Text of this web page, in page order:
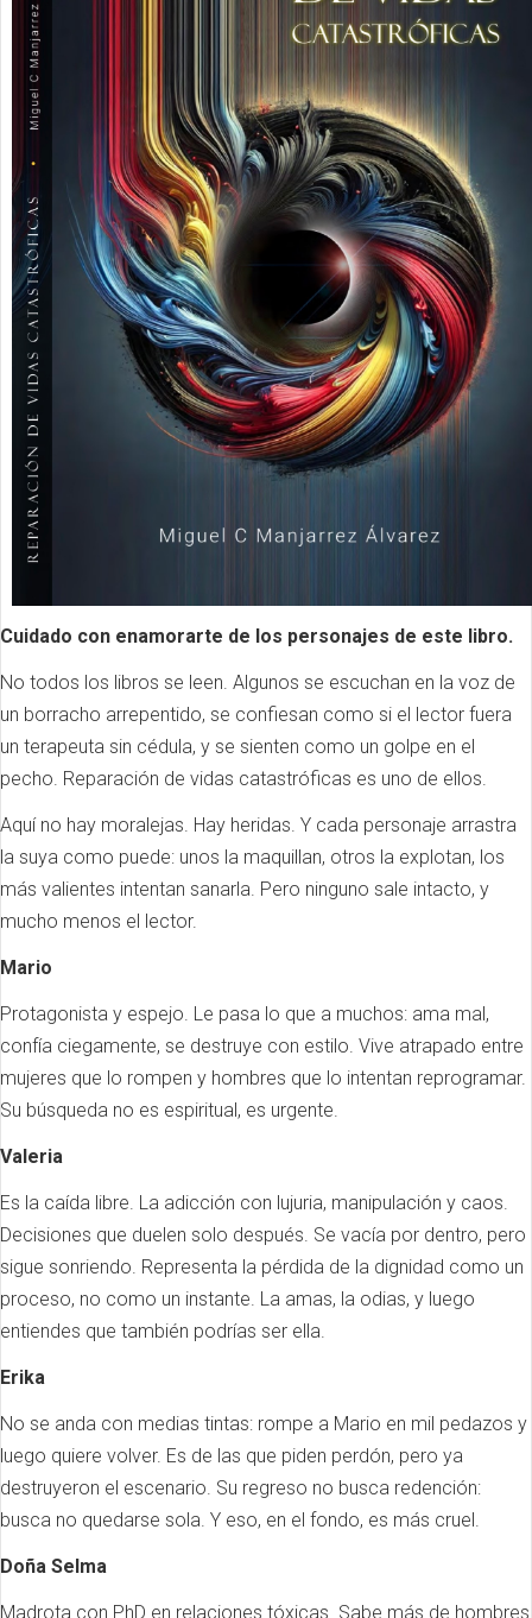
Cuidado con enamorarte de los personajes de este libro.
No todos los libros se leen. Algunos se escuchan en la voz de
un borracho arrepentido, se confiesan como si el lector fuera
un terapeuta sin cédula, y se sienten como un golpe en el
pecho. Reparación de vidas catastróficas es uno de ellos.
Aquí no hay moralejas. Hay heridas. Y cada personaje arrastra
la suya como puede: unos la maquillan, otros la explotan, los
más valientes intentan sanarla. Pero ninguno sale intacto, y
mucho menos el lector.
Mario
Protagonista y espejo. Le pasa lo que a muchos: ama mal,
confía ciegamente, se destruye con estilo. Vive atrapado entre
mujeres que lo rompen y hombres que lo intentan reprogramar.
Su búsqueda no es espiritual, es urgente.
Valeria
Es la caída libre. La adicción con lujuria, manipulación y caos.
Decisiones que duelen solo después. Se vacía por dentro, pero
sigue sonriendo. Representa la pérdida de la dignidad como un
proceso, no como un instante. La amas, la odias, y luego
entiendes que también podrías ser ella.
Erika
No se anda con medias tintas: rompe a Mario en mil pedazos y
luego quiere volver. Es de las que piden perdón, pero ya
destruyeron el escenario. Su regreso no busca redención:
busca no quedarse sola. Y eso, en el fondo, es más cruel.
Doña Selma
Madrota con PhD en relaciones tóxicas. Sabe más de hombres